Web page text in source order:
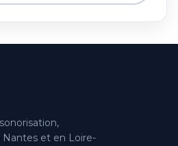
Nantes et en Loire-